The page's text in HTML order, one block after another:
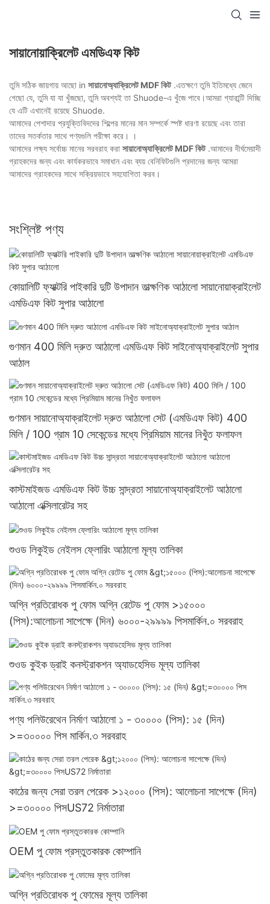
সায়ানোয়াক্রিলেট এমডিএফ কিট
তুমি সঠিক জায়গায় আছো in সায়ানোঅ্যাক্রিলেট MDF কিট.এতক্ষণে তুমি ইতিমধ্যে জেনে
গেছো যে, তুমি যা যা খুঁজছো, তুমি অবশ্যই তা Shuode-এ খুঁজে পাবে।আমরা গ্যারান্টি দিচ্ছি
যে এটি এখানেই রয়েছে Shuode.
আমাদের পেশাদার প্রযুক্তিবিদদের শিল্পের মানের মান সম্পর্কে স্পষ্ট ধারণা রয়েছে এবং তারা
তাদের সতর্কতার সাথে পণ্যগুলি পরীক্ষা করে। ।
আমাদের লক্ষ্য সর্বোচ্চ মানের সরবরাহ করা সায়ানোঅ্যাক্রিলেট MDF কিট.আমাদের দীর্ঘমেয়াদী
গ্রাহকদের জন্য এবং কার্যকরভাবে সমাধান এবং ব্যয় বেনিফিটগুলি প্রদানের জন্য আমরা
আমাদের গ্রাহকদের সাথে সক্রিয়ভাবে সহযোগিতা করব।
সংশ্লিষ্ট পণ্য
কোয়ালিটি ফ্যাক্টরি পাইকারি দুটি উপাদান তাত্ক্ষণিক আঠালো সায়ানোয়াক্রাইলেট
এমডিএফ কিট সুপার আঠালো
গুণমান 400 মিলি দ্রুত আঠালো এমডিএফ কিট সাইনোঅ্যাক্রাইলেট সুপার
আঠাল
গুণমান সায়ানোঅ্যাক্রাইলেট দ্রুত আঠালো সেট (এমডিএফ কিট) 400
মিলি / 100 গ্রাম 10 সেকেন্ডের মধ্যে প্রিমিয়াম মানের নিখুঁত ফলাফল
কাস্টমাইজড এমডিএফ কিট উচ্চ সান্দ্রতা সায়ানোঅ্যাক্রাইলেট আঠালো
আঠালো এক্সিলারেটর সহ
শুওড লিকুইড নেইলস ফ্লোরিং আঠালো মূল্য তালিকা
অগ্নি প্রতিরোধক পু ফোম অগ্নি রেটেড পু ফোম >১৫০০০
(পিস):আলোচনা সাপেক্ষে (দিন) ৬০০০-২৯৯৯৯ পিসমার্কিন.০ সরবরাহ
শুওড কুইক ড্রাই কনস্ট্রাকশন অ্যাডহেসিভ মূল্য তালিকা
পণ্য পলিউরেথেন নির্মাণ আঠালো ১ - ৩০০০০ (পিস): ১৫ (দিন)
>=৩০০০০ পিস মার্কিন.৩ সরবরাহ
কাঠের জন্য সেরা তরল পেরেক >১২০০০ (পিস): আলোচনা সাপেক্ষে (দিন)
>=৩০০০০ পিসUS72 নির্মাতারা
OEM পু ফোম প্রস্তুতকারক কোম্পানি
অগ্নি প্রতিরোধক পু ফোমের মূল্য তালিকা